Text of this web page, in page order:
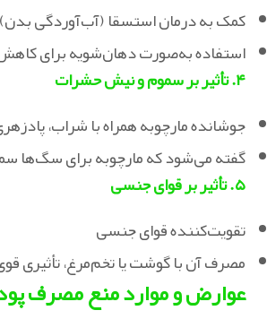
کمک به درمان استسقا (آب‌آوردگی بدن)
استفاده به‌صورت دهان‌شویه برای
۴. تأثیر بر سموم و نیش حشرات
جوشانده مارچوبه همراه با شراب،
گفته می‌شود که مارچوبه برای سگ‌ها
۵. تأثیر بر قوای جنسی
تقویت‌کننده قوای جنسی
مصرف آن با گوشت یا تخم‌مرغ، تأثیری
عوارض و موارد منع مصرف